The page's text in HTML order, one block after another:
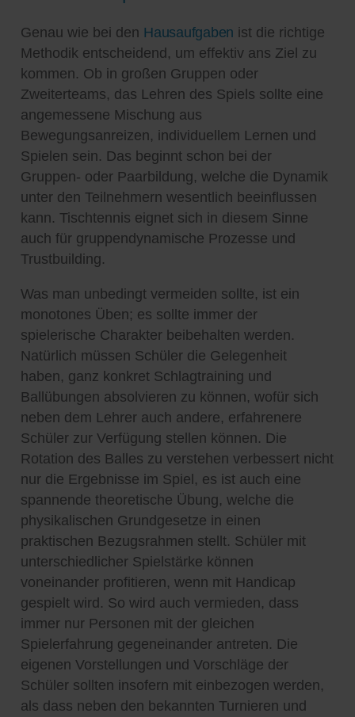
Genau wie bei den Hausaufgaben ist die richtige
Methodik entscheidend, um effektiv ans Ziel zu
kommen. Ob in großen Gruppen oder
Zweiterteams, das Lehren des Spiels sollte eine
angemessene Mischung aus
Bewegungsanreizen, individuellem Lernen und
Spielen sein. Das beginnt schon bei der
Gruppen- oder Paarbildung, welche die Dynamik
unter den Teilnehmern wesentlich beeinflussen
kann. Tischtennis eignet sich in diesem Sinne
auch für gruppendynamische Prozesse und
Trustbuilding.
Was man unbedingt vermeiden sollte, ist ein
monotones Üben; es sollte immer der
spielerische Charakter beibehalten werden.
Natürlich müssen Schüler die Gelegenheit
haben, ganz konkret Schlagtraining und
Ballübungen absolvieren zu können, wofür sich
neben dem Lehrer auch andere, erfahrenere
Schüler zur Verfügung stellen können. Die
Rotation des Balles zu verstehen verbessert nicht
nur die Ergebnisse im Spiel, es ist auch eine
spannende theoretische Übung, welche die
physikalischen Grundgesetze in einen
praktischen Bezugsrahmen stellt. Schüler mit
unterschiedlicher Spielstärke können
voneinander profitieren, wenn mit Handicap
gespielt wird. So wird auch vermieden, dass
immer nur Personen mit der gleichen
Spielerfahrung gegeneinander antreten. Die
eigenen Vorstellungen und Vorschläge der
Schüler sollten insofern mit einbezogen werden,
als dass neben den bekannten Turnieren und